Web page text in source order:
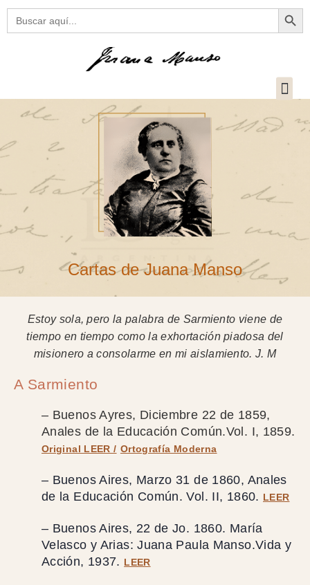
Buscar:
Cartas de Juana Manso
Estoy sola, pero la palabra de Sarmiento viene de
tiempo en tiempo como la exhortación piadosa del
misionero a consolarme en mi aislamiento. J. M
A Sarmiento
– Buenos Ayres, Diciembre 22 de 1859,
Anales de la Educación Común.Vol. I, 1859.
Original LEER / Ortografía Moderna
– Buenos Aires, Marzo 31 de 1860, Anales
de la Educación Común. Vol. II, 1860. LEER
– Buenos Aires, 22 de Jo. 1860. María
Velasco y Arias: Juana Paula Manso.Vida y
Acción, 1937. LEER